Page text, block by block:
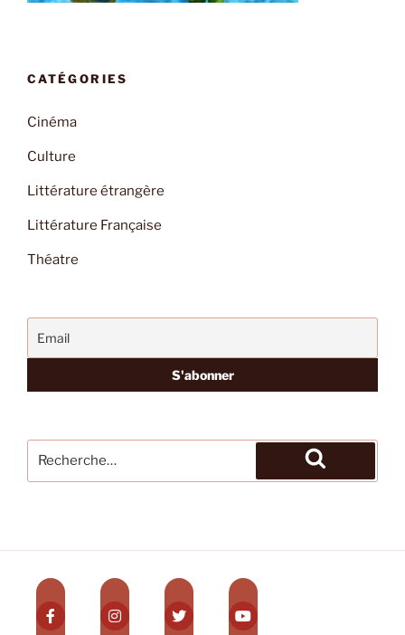
CATÉGORIES
Cinéma
Culture
Littérature étrangère
Littérature Française
Théatre
pour
Recherche